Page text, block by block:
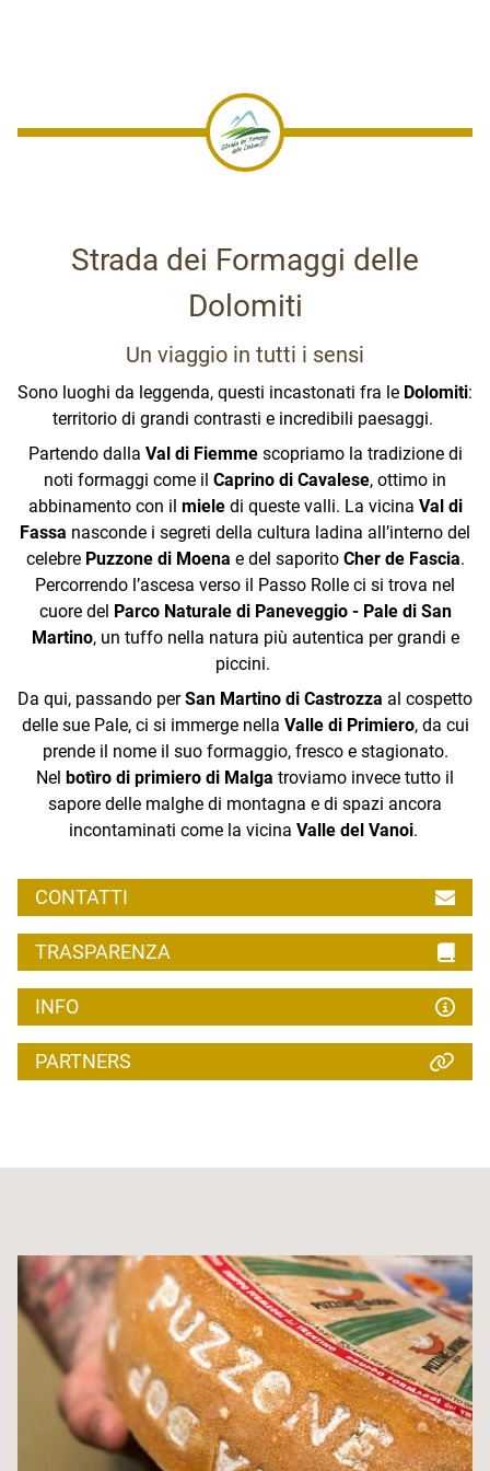
Strada dei Formaggi delle
Dolomiti
Un viaggio in tutti i sensi
Sono luoghi da leggenda, questi incastonati fra le Dolomiti:
territorio di grandi contrasti e incredibili paesaggi.
Partendo dalla Val di Fiemmescopriamo la tradizione di
noti formaggi come il Caprino di Cavalese, ottimo in
abbinamento con il miele di queste valli. La vicina Val di
Fassa nasconde i segreti della cultura ladina all’interno del
celebre Puzzone di Moena e del saporito Cher de Fascia.
Percorrendo l’ascesa verso il Passo Rolle ci si trova nel
cuore del Parco Naturale di Paneveggio - Pale di San
Martino, un tuffo nella natura più autentica per grandi e
piccini.
Da qui, passando perSan Martino di Castrozza al cospetto
delle sue Pale, ci si immerge nella Valle di Primiero, da cui
prende il nome il suo formaggio, fresco e stagionato.
Nel botìro di primiero di Malga troviamo invece tutto il
sapore delle malghe di montagna e di spazi ancora
incontaminati come la vicina Valle del Vanoi.
CONTATTI
Contatti
STRADA DEI FORMAGGI DELLE DOLOMITI
Via C.Battisti, 4 - 38037 Predazzo (TN)
Cell. 349 5499902 – 347 6590883
Presidente: Pierantonio Cordella
Coordinatrice: Dora Tavernaro
www.stradadeiformaggi.it- info@stradadeiformaggi.it
Facebook
Strada dei Formaggi delle
Dolomiti
Instagram
@stradadeiformaggi
Youtube
@StradadeiFormaggi
TRASPARENZA
Trasparenza
Statuto
.pdf, 44 kb)
Bilancio
Bilancio 2025(file .pdf, 1 Mb)
Composizione organi direttivi
Comitato di Gestione 2025-2028
Obblighi Informativi legge 124/2017
Entrate da Enti Pubblici ed Enti locali anno 2025
INFO
Info
ApT Val di Fassa
Stréda de Roma 36, Canazei
Tel. +39 0462 609500
www.fassa.com
info@fassa.com
ApT Val Fiemme Cembra
Via F.lli Bronzetti 60, Cavalese
www.visitfiemme.it
ApT San Martino di Castrozza, Passo Rolle,
www.sanmartino.com
info@sanmartino.com
PARTNERS
Partners
Comunità territoriale della Val di Fiemme
www.comunitavaldifiemme.tn.it
Comunità di Primiero
www.primiero.tn.it
Comun General de Fascia
www.comungeneraldefascia.tn.it
UNAT - Unione Albergatori
www.unat.it
ASAT – Sezione Val di Fassa
ASAT – Sezione Primiero
ASAT - Sezione Val di Fiemme
www.asat.it